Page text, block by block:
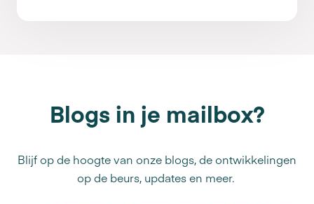
Blogs in je mailbox?
Blijf op de hoogte van onze blogs, de ontwikkelingen
op de beurs, updates en meer.